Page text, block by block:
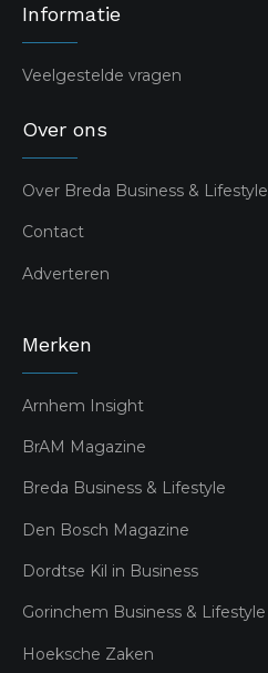
Informatie
Veelgestelde vragen
Over ons
Over Breda Business & Lifestyle
Contact
Adverteren
Merken
Arnhem Insight
BrAM Magazine
Breda Business & Lifestyle
Den Bosch Magazine
Dordtse Kil in Business
Gorinchem Business & Lifestyle
Hoeksche Zaken